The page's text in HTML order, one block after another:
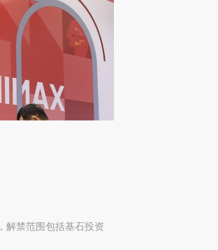
解禁范围包括基石投资